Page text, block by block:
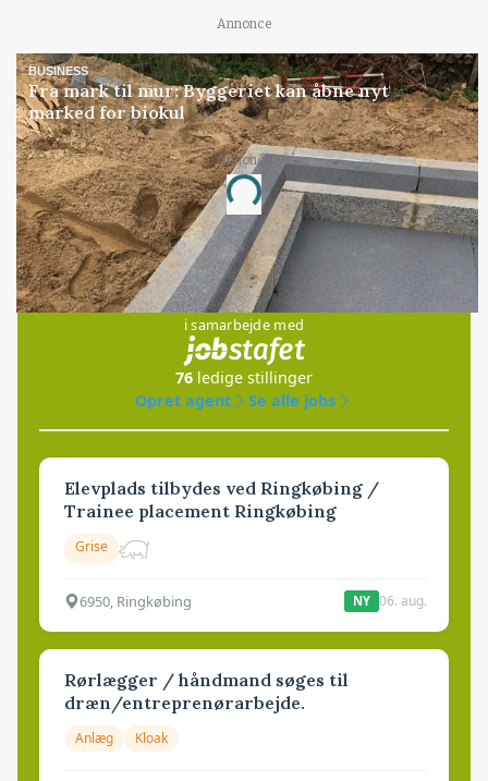
Annonce
BUSINESS
Fra mark til mur: Byggeriet kan åbne nyt
marked for biokul
Annonce
Loading...
Jobs
i samarbejde med
76 ledige stillinger
Opret agent
Se alle jobs
Elevplads tilbydes ved Ringkøbing /
Trainee placement Ringkøbing
Grise
6950, Ringkøbing NY 06. aug.
Rørlægger / håndmand søges til
dræn/entreprenørarbejde.
Anlæg Kloak